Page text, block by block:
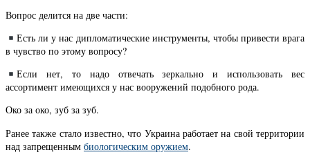
Вопрос делится на две части:
Есть ли у нас дипломатические инструменты, чтобы привести врага
в чувство по этому вопросу?
Если нет, то надо отвечать зеркально и использовать вес
ассортимент имеющихся у нас вооружений подобного рода.
Око за око, зуб за зуб.
Ранее также стало известно, что Украина работает на свой территории
над запрещенным биологическим оружием.